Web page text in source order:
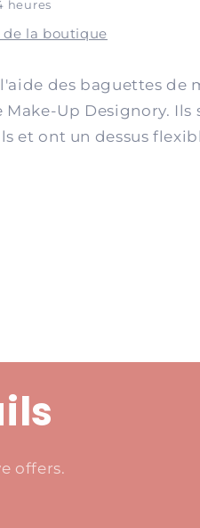
heures
la boutique
des baguettes de
Up Designory. Ils
et ont un dessus
offers.